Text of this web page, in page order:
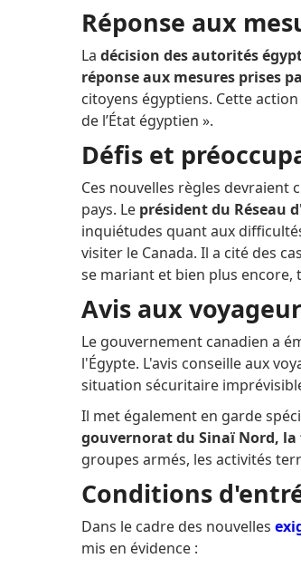
Réponse aux
La décision des autorités
réponse aux mesures prises
citoyens égyptiens. Cette
de l’État égyptien ».
Défis et
Ces nouvelles règles devraient
pays. Le président du Réseau
inquiétudes quant aux
visiter le Canada. Il a cité des
se mariant et bien plus encore,
Avis aux
Le gouvernement canadien a
l'Égypte. L'avis conseille aux
situation sécuritaire
Il met également en garde
gouvernorat du Sinaï Nord,
groupes armés, les activités
Conditions
Dans le cadre des nouvelles
mis en évidence :